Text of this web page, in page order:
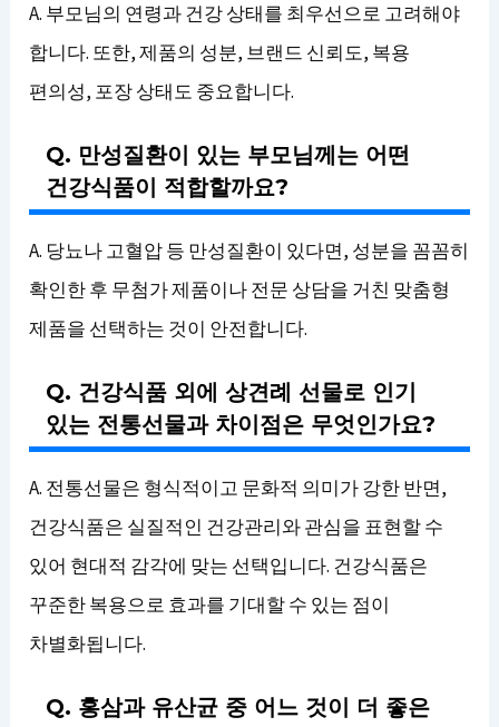
A. 부모님의 연령과 건강 상태를 최우선으로 고려해야
합니다. 또한, 제품의 성분, 브랜드 신뢰도, 복용
편의성, 포장 상태도 중요합니다.
Q. 만성질환이 있는 부모님께는 어떤
건강식품이 적합할까요?
A. 당뇨나 고혈압 등 만성질환이 있다면, 성분을 꼼꼼히
확인한 후 무첨가 제품이나 전문 상담을 거친 맞춤형
제품을 선택하는 것이 안전합니다.
Q. 건강식품 외에 상견례 선물로 인기
있는 전통선물과 차이점은 무엇인가요?
A. 전통선물은 형식적이고 문화적 의미가 강한 반면,
건강식품은 실질적인 건강관리와 관심을 표현할 수
있어 현대적 감각에 맞는 선택입니다. 건강식품은
꾸준한 복용으로 효과를 기대할 수 있는 점이
차별화됩니다.
Q. 홍삼과 유산균 중 어느 것이 더 좋은